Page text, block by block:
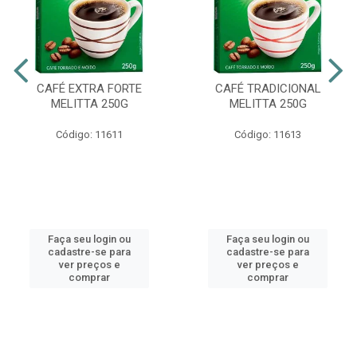
CAFÉ EXTRA FORTE
MELITTA 250G
Código: 11611
Faça seu login ou
cadastre-se para
ver preços e
comprar
CAFÉ TRADICIONAL
MELITTA 250G
Código: 11613
Faça seu login ou
cadastre-se para
ver preços e
comprar